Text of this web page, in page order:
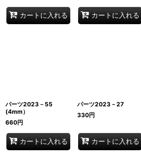
カートに入れる カートに入れる
パーツ2023－55
(4mm）
660円
カートに入れる
パーツ2023－27
330円
カートに入れる